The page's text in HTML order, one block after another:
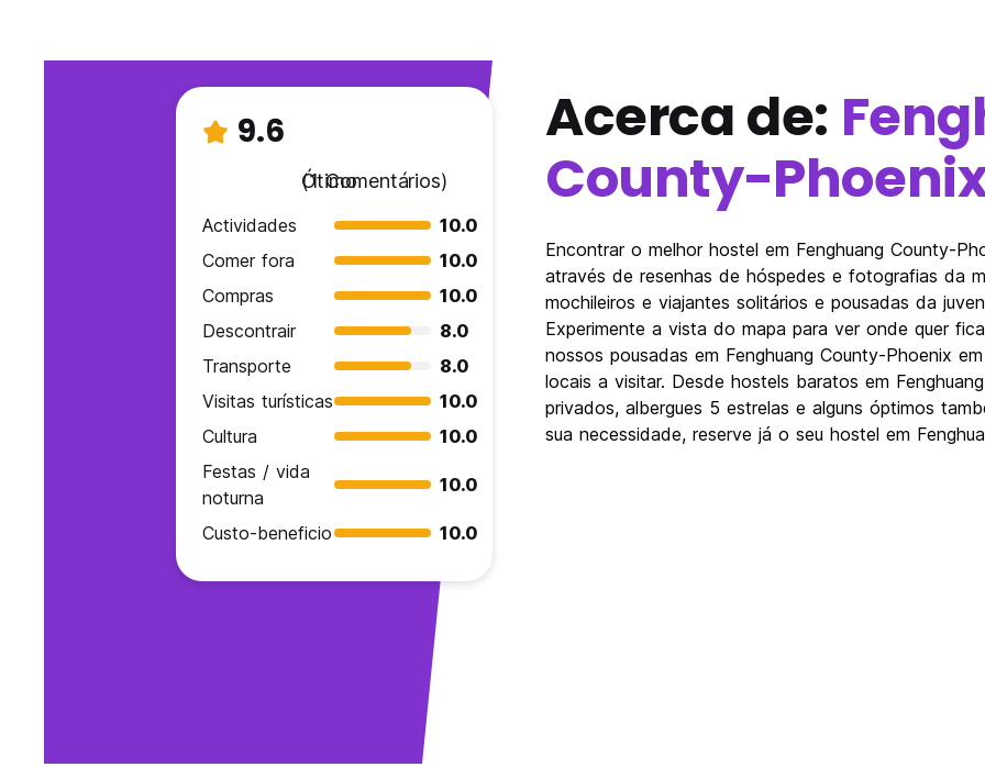
9.6
Ótimo
(1 Comentários)
Actividades
10.0
Comer fora
10.0
Compras
10.0
Descontrair
8.0
Transporte
8.0
Visitas turísticas
10.0
Cultura
10.0
Festas / vida
noturna
10.0
Custo-beneficio 10.0
Acerca de:
County-
Encontrar o melhor hostel em Fenghuang County-
através de resenhas de hóspedes e fotografias da
mochileiros e viajantes solitários e pousadas da
Experimente a vista do mapa para ver onde quer
nossos pousadas em Fenghuang County-Phoenix
locais a visitar. Desde hostels baratos em
privados, albergues 5 estrelas e alguns óptimos
sua necessidade, reserve já o seu hostel em